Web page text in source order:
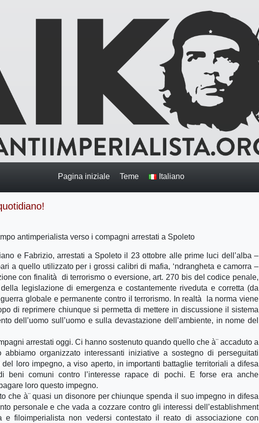
Pagina iniziale Teme Italiano
antimperialista verso i compagni arrestati a Spoleto
e Fabrizio, arrestati a Spoleto il 23 ottobre alle prime luci dell’alba –
a quello utilizzato per i grossi calibri di mafia, ‘ndrangheta e camorra –
con finalità di terrorismo o eversione, art. 270 bis del codice penale,
legislazione di emergenza e costantemente riveduta e corretta (da
globale e permanente contro il terrorismo. In realtà la norma viene
di reprimere chiunque si permetta di mettere in discussione il sistema
dell’uomo sull’uomo e sulla devastazione dell’ambiente, in nome del
arrestati oggi. Ci hanno sostenuto quando quello che à¨ accaduto a
organizzato interessanti iniziative a sostegno di perseguitati
loro impegno, a viso aperto, in importanti battaglie territoriali a difesa
beni comuni contro l’interesse rapace di pochi. E forse era anche
loro questo impegno.
che à¨ quasi un disonore per chiunque spenda il suo impegno in difesa
personale e che vada a cozzare contro gli interessi dell’establishment
e filoimperialista non vedersi contestato il reato di associazione con